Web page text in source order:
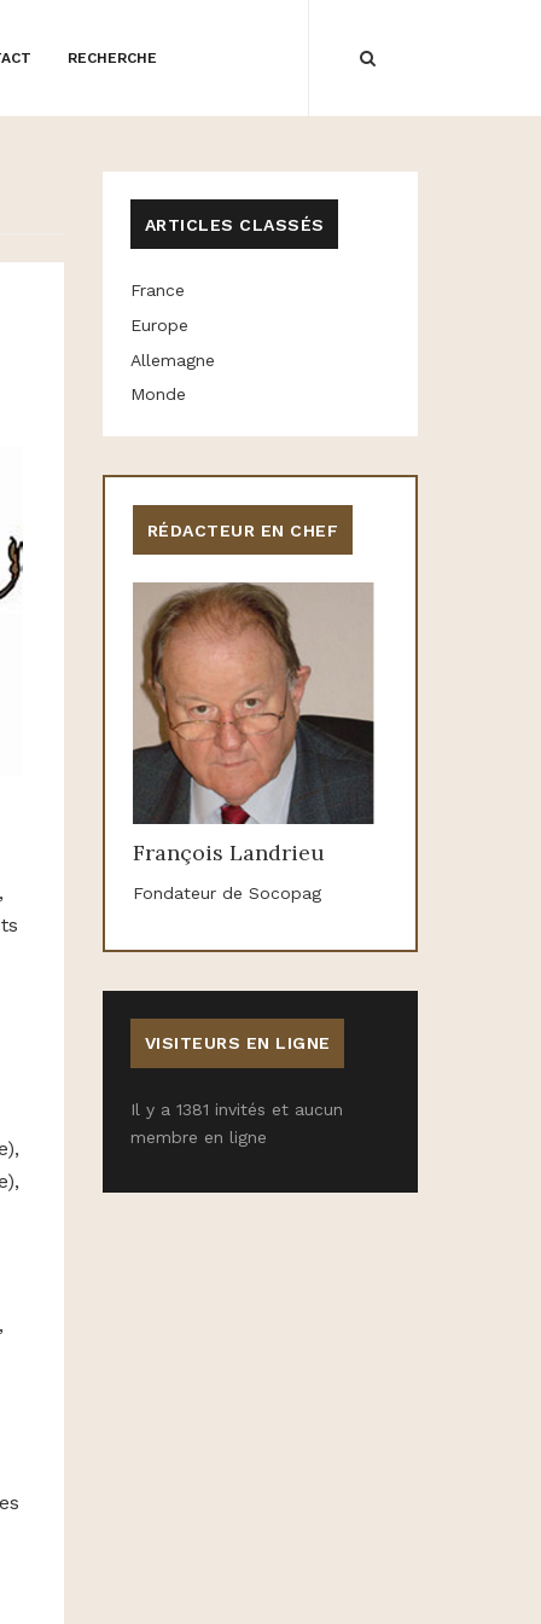
RECHERCHE
ARTICLES CLASSÉS
France
Europe
Allemagne
Monde
RÉDACTEUR EN CHEF
François Landrieu
Fondateur de Socopag
VISITEURS EN LIGNE
Il y a 1381 invités et aucun
membre en ligne